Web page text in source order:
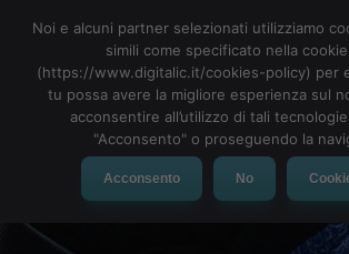
MENU
Noi e alcuni partner selezionati utilizziamo
simili come specificato nella
(https://www.digitalic.it/cookies-policy) per
tu possa avere la migliore esperienza sul
acconsentire all’utilizzo di tali
"Acconsento" o proseguendo la
Acconsento No